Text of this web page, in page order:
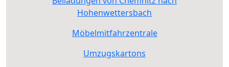
Hohenwettersbach
Möbelmitfahrzentrale
Umzugskartons